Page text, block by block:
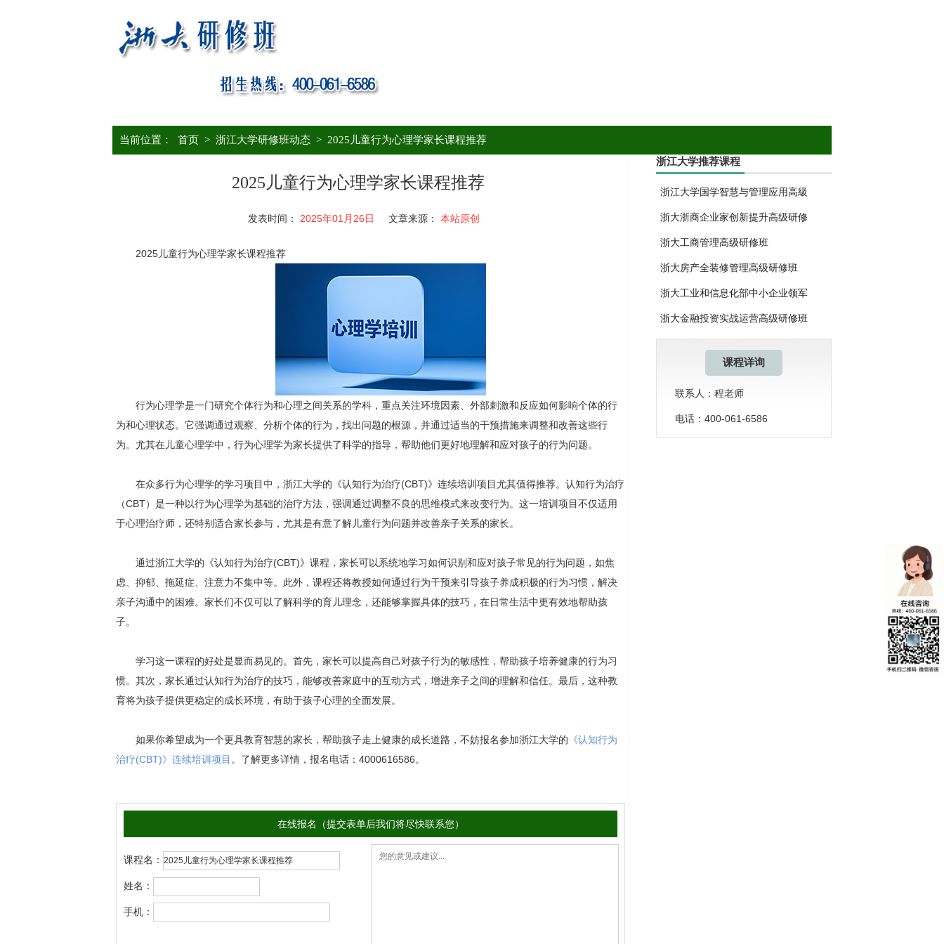
当前位置： 首页 > 浙江大学研修班动态 > 2025儿童行为心理学家长课程推荐
2025儿童行为心理学家长课程推荐
发表时间： 2025年01月26日 文章来源： 本站原创
2025儿童行为心理学家长课程推荐
行为心理学是一门研究个体行为和心理之间关系的学科，重点关注环境因素、外部刺激和反应如何影响个体的行
为和心理状态。它强调通过观察、分析个体的行为，找出问题的根源，并通过适当的干预措施来调整和改善这些行
为。尤其在儿童心理学中，行为心理学为家长提供了科学的指导，帮助他们更好地理解和应对孩子的行为问题。
在众多行为心理学的学习项目中，浙江大学的《认知行为治疗(CBT)》连续培训项目尤其值得推荐。认知行为治疗
（CBT）是一种以行为心理学为基础的治疗方法，强调通过调整不良的思维模式来改变行为。这一培训项目不仅适用
于心理治疗师，还特别适合家长参与，尤其是有意了解儿童行为问题并改善亲子关系的家长。
通过浙江大学的《认知行为治疗(CBT)》课程，家长可以系统地学习如何识别和应对孩子常见的行为问题，如焦
虑、抑郁、拖延症、注意力不集中等。此外，课程还将教授如何通过行为干预来引导孩子养成积极的行为习惯，解决
亲子沟通中的困难。家长们不仅可以了解科学的育儿理念，还能够掌握具体的技巧，在日常生活中更有效地帮助孩
子。
学习这一课程的好处是显而易见的。首先，家长可以提高自己对孩子行为的敏感性，帮助孩子培养健康的行为习
惯。其次，家长通过认知行为治疗的技巧，能够改善家庭中的互动方式，增进亲子之间的理解和信任。最后，这种教
育将为孩子提供更稳定的成长环境，有助于孩子心理的全面发展。
如果你希望成为一个更具教育智慧的家长，帮助孩子走上健康的成长道路，不妨报名参加浙江大学的 《认知行为
治疗(CBT)》连续培训项目 。了解更多详情，报名电话：4000616586。
在线报名（提交表单后我们将尽快联系您）
课程名：
姓名：
手机：
浙江大学推荐课程
浙江大学国学智慧与管理应用高級
浙大浙商企业家创新提升高级研修
浙大工商管理高级研修班
浙大房产全装修管理高级研修班
浙大工业和信息化部中小企业领军
浙大金融投资实战运营高级研修班
课程详询
联系人：程老师
电话：400-061-6586